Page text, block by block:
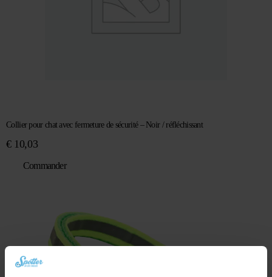
Collier pour chat avec fermeture de sécurité – Noir / réfléchissant
€10,03
Commander